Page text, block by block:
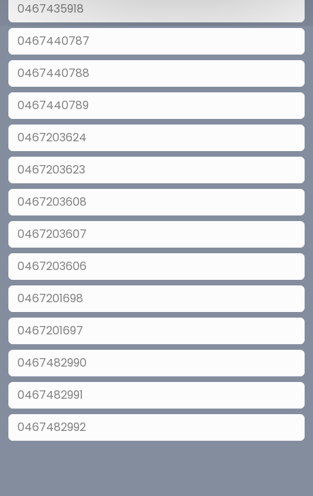
0467435918
0467440787
0467440788
0467440789
0467203624
0467203623
0467203608
0467203607
0467203606
0467201698
0467201697
0467482990
0467482991
0467482992